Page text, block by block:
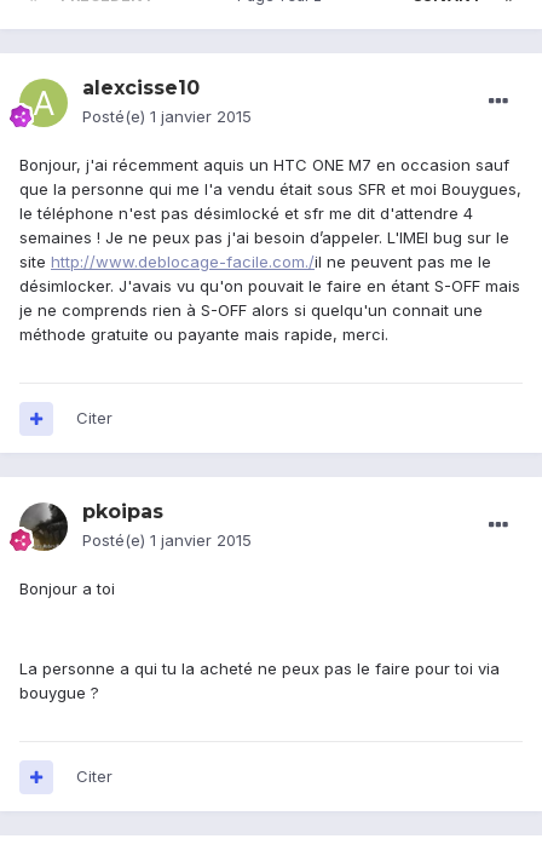
alexcisse10
Posté(e) 1 janvier 2015
Bonjour, j'ai récemment aquis un HTC ONE M7 en occasion sauf
que la personne qui me l'a vendu était sous SFR et moi Bouygues,
le téléphone n'est pas désimlocké et sfr me dit d'attendre 4
semaines ! Je ne peux pas j'ai besoin d’appeler. L'IMEI bug sur le
site http://www.deblocage-facile.com./il ne peuvent pas me le
désimlocker. J'avais vu qu'on pouvait le faire en étant S-OFF mais
je ne comprends rien à S-OFF alors si quelqu'un connait une
méthode gratuite ou payante mais rapide, merci.
Citer
pkoipas
Posté(e) 1 janvier 2015
Bonjour a toi
La personne a qui tu la acheté ne peux pas le faire pour toi via
bouygue ?
Citer